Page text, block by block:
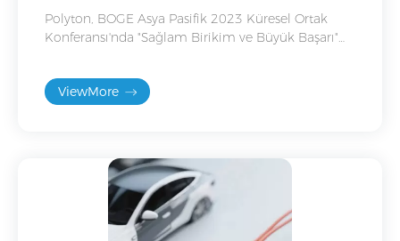
Polyton, BOGE Asya Pasifik 2023 Küresel Ortak
Konferansı'nda "Sağlam Birikim ve Büyük Başarı"
ViewMore